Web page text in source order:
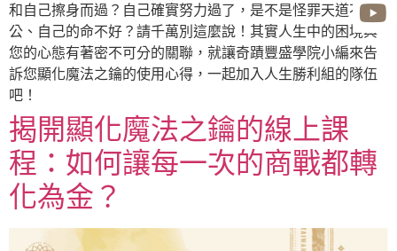
和自己擦身而過？自己確實努力過了，是不是怪罪天道不
公、自己的命不好？請千萬別這麼說！其實人生中的困境與
您的心態有著密不可分的關聯，就讓奇蹟豐盛學院小編來告
訴您顯化魔法之鑰的使用心得，一起加入人生勝利組的隊伍
吧！
揭開顯化魔法之鑰的線上課
程：如何讓每一次的商戰都轉
化為金？